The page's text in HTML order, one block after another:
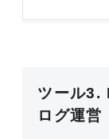
ツール3.
ログ運営